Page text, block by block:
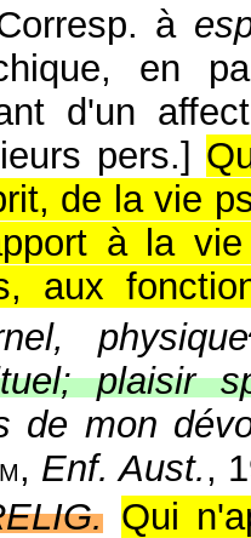
à
en
d'un
pers.]
de la vie
à la vie
aux
physique
plaisir
de mon
, Enf. Aust.,
Qui